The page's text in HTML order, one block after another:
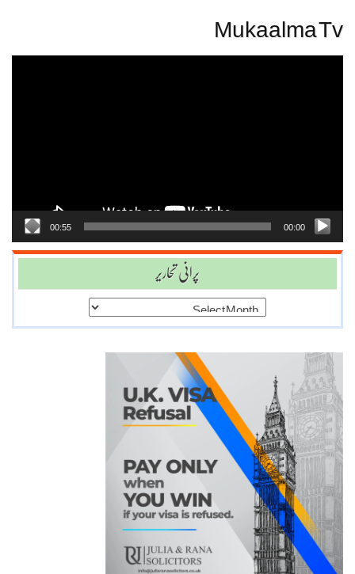
Mukaalma Tv
00:00
00:55
پرانی تحاریر